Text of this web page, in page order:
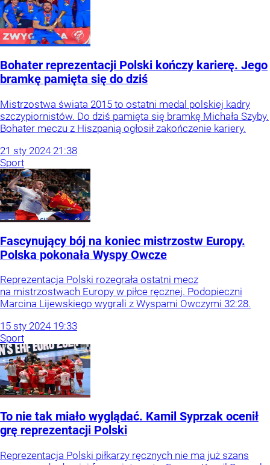
Bohater reprezentacji Polski kończy karierę. Jego
bramkę pamięta się do dziś
Mistrzostwa świata 2015 to ostatni medal polskiej kadry
szczypiornistów. Do dziś pamięta się bramkę Michała Szyby.
Bohater meczu z Hiszpanią ogłosił zakończenie kariery.
21 sty 2024 21:38
Sport
Fascynujący bój na koniec mistrzostw Europy.
Polska pokonała Wyspy Owcze
Reprezentacja Polski rozegrała ostatni mecz
na mistrzostwach Europy w piłce ręcznej. Podopieczni
Marcina Lijewskiego wygrali z Wyspami Owczymi 32:28.
15 sty 2024 19:33
Sport
To nie tak miało wyglądać. Kamil Syprzak ocenił
grę reprezentacji Polski
Reprezentacja Polski piłkarzy ręcznych nie ma już szans